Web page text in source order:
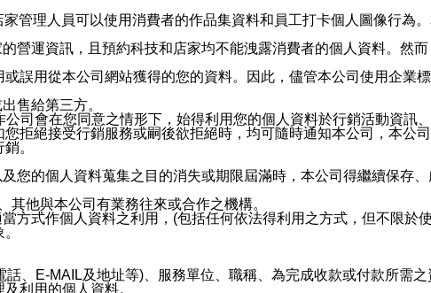
管理人員可以使用消費者的作品集資料和員工打卡個人圖像行為
營運資訊，且預約科技和店家均不能洩露消費者的個人資料。然
誤用從本公司網站獲得的您的資料。因此，儘管本公司使用企業
售給第三方。
司會在您同意之情形下，始得利用您的個人資料於行銷活動資訊
拒絕接受行銷服務或嗣後欲拒絕時，均可隨時通知本公司，本公
。
您的個人資料蒐集之目的消失或期限屆滿時，本公司得繼續保存、
他與本公司有業務往來或合作之機構。
方式作個人資料之利用，(包括任何依法得利用之方式，但不限於
、E-MAIL及地址等)、服務單位、職稱、為完成收款或付款所需
利用的個人資料。